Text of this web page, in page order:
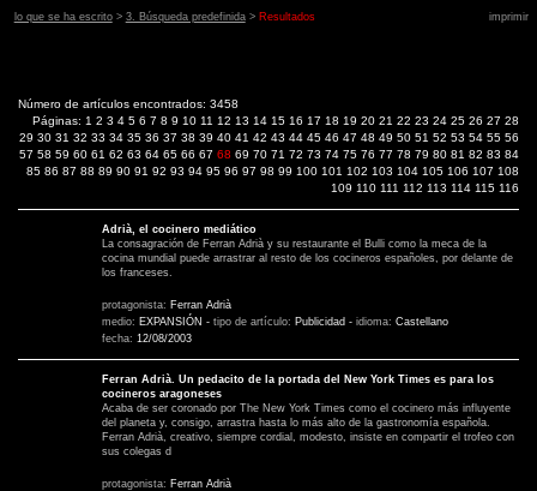
lo que se ha escrito> 3. Búsqueda predefinida> Resultados imprimir
Número de artículos encontrados: 3458
Páginas: 1 2 3 4 5 6 7 8 9 10 11 12 13 14 15 16 17 18 19 20 21 22 23 24 25 26 27 28
29 30 31 32 33 34 35 36 37 38 39 40 41 42 43 44 45 46 47 48 49 50 51 52 53 54 55 56
57 58 59 60 61 62 63 64 65 66 67 68 69 70 71 72 73 74 75 76 77 78 79 80 81 82 83 84
85 86 87 88 89 90 91 92 93 94 95 96 97 98 99 100 101 102 103 104 105 106 107 108
109 110 111 112 113 114 115 116
Adrià, el cocinero mediático
La consagración de Ferran Adrià y su restaurante el Bulli como la meca de la
cocina mundial puede arrastrar al resto de los cocineros españoles, por delante de
los franceses.
protagonista: Ferran Adrià
medio: EXPANSIÓN - tipo de artículo: Publicidad - idioma: Castellano
fecha: 12/08/2003
Ferran Adrià. Un pedacito de la portada del New York Times es para los
cocineros aragoneses
Acaba de ser coronado por The New York Times como el cocinero más influyente
del planeta y, consigo, arrastra hasta lo más alto de la gastronomía española.
Ferran Adrià, creativo, siempre cordial, modesto, insiste en compartir el trofeo con
sus colegas d
protagonista: Ferran Adrià